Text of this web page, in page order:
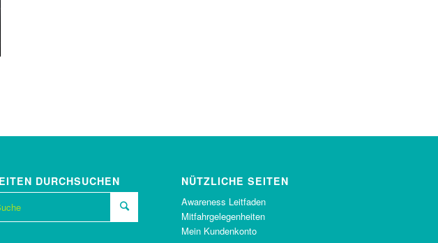
DURCHSUCHEN NÜTZLICHE SEITEN
Awareness Leitfaden
Mitfahrgelegenheiten
Mein Kundenkonto